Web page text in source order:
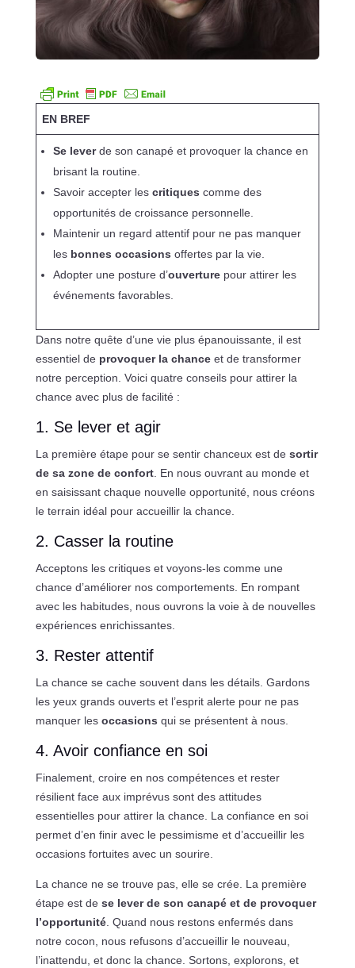
EN BREF
Se leverde son canapé et provoquer la chance en
brisant la routine.
Savoir accepter les critiques comme des
opportunités de croissance personnelle.
Maintenir un regard attentif pour ne pas manquer
les bonnes occasions offertes par la vie.
Adopter une posture d’ouverturepour attirer les
événements favorables.
Dans notre quête d’une vie plus épanouissante, il est
essentiel de provoquer la chanceet de transformer
notre perception. Voici quatre conseils pour attirer la
chance avec plus de facilité :
1. Se lever et agir
La première étape pour se sentir chanceux est de sortir
de sa zone de confort. En nous ouvrant au monde et
en saisissant chaque nouvelle opportunité, nous créons
le terrain idéal pour accueillir la chance.
2. Casser la routine
Acceptons les critiques et voyons-les comme une
chance d’améliorer nos comportements. En rompant
avec les habitudes, nous ouvrons la voie à de nouvelles
expériences enrichissantes.
3. Rester attentif
La chance se cache souvent dans les détails. Gardons
les yeux grands ouverts et l’esprit alerte pour ne pas
manquer les occasions qui se présentent à nous.
4. Avoir confiance en soi
Finalement, croire en nos compétences et rester
résilient face aux imprévus sont des attitudes
essentielles pour attirer la chance. La confiance en soi
permet d’en finir avec le pessimisme et d’accueillir les
occasions fortuites avec un sourire.
La chance ne se trouve pas, elle se crée. La première
étape est de se lever de son canapé et de provoquer
l’opportunité. Quand nous restons enfermés dans
notre cocon, nous refusons d’accueillir le nouveau,
l’inattendu, et donc la chance. Sortons, explorons, et